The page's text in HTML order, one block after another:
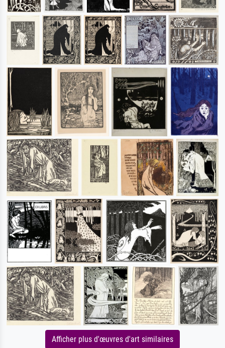
Afficher plus d'œuvres d'art similaires